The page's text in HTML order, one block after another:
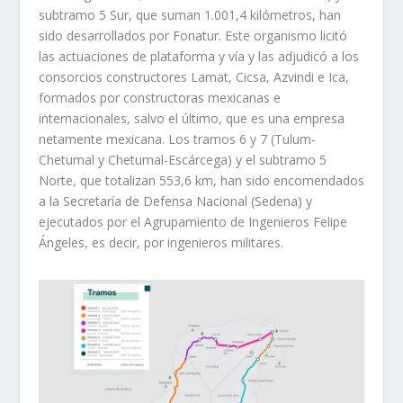
subtramo 5 Sur, que suman 1.001,4 kilómetros, han
sido desarrollados por Fonatur. Este organismo licitó
las actuaciones de plataforma y vía y las adjudicó a los
consorcios constructores Lamat, Cicsa, Azvindi e Ica,
formados por constructoras mexicanas e
internacionales, salvo el último, que es una empresa
netamente mexicana. Los tramos 6 y 7 (Tulum-
Chetumal y Chetumal-Escárcega) y el subtramo 5
Norte, que totalizan 553,6 km, han sido encomendados
a la Secretaría de Defensa Nacional (Sedena) y
ejecutados por el Agrupamiento de Ingenieros Felipe
Ángeles, es decir, por ingenieros militares.